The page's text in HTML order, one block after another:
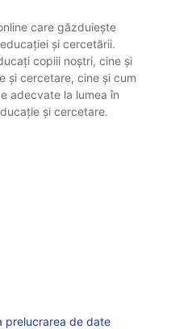
care găzduiește
și cercetării.
copiii noștri, cine și
și cercetare, cine și cum
adecvate la lumea în
și cercetare.
prelucrarea de date